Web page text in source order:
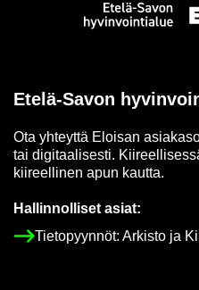
Etusi­vu
Etelä-​Savon
Ota yh­teyt­tä Eloi­san
tai di­gi­taa­li­ses­ti.
kii­reel­li­nen apun kaut­ta.
Hal­lin­nol­li­set asiat:
Tie­to­pyyn­nöt: Ar­kis­to ja